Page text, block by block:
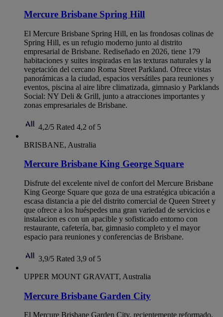
Mercure Brisbane Spring Hill
El Mercure Brisbane Spring Hill, en las frondosas colinas de
Spring Hill, es un refugio moderno junto al distrito
empresarial de Brisbane. Rediseñado en 2026, tiene 179
habitaciones y suites inspiradas en las texturas naturales y la
vegetación del cercano Roma Street Parkland. Ofrece vistas
panorámicas a la ciudad, espacios versátiles para reuniones y
eventos, piscina al aire libre climatizada, gimnasio y Parklands
Social: NY Deli & Grill, junto a atracciones importantes y
zonas empresariales de Brisbane.
4,2/5 Rated 4,2 of 5
BRISBANE, Australia
Mercure Brisbane King George Square
Disfrute del excelente nivel de confort del Mercure Brisbane
King George Square que goza de una estratégica ubicación a
escasa distancia a pie del distrito comercial de Queen Street y
que ofrece a los huéspedes una gran variedad de servicios e
instalacion es con un apacible y sofisticado entorno con
restaurante, cafetería, bar, gimnasio completo y el mayor
espacio para reuniones y conferencias de Brisbane.
3,9/5 Rated 3,9 of 5
UPPER MOUNT GRAVATT, Australia
Mercure Brisbane Garden City
El Mercure Brisbane Garden City, recientemente reformado,